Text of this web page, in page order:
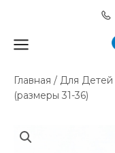
содержимому
Main
Главная / Для Детей
(размеры 31-36)
Детские